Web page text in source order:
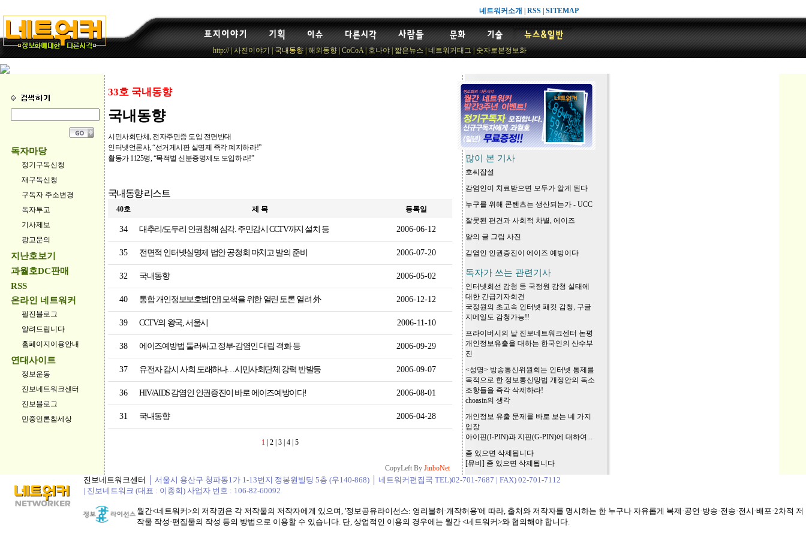
네트워커소개 RSS SITEMAP
http://|사진이야기|국내동향|해외동향|CoCoA|호나야|짧은뉴스|네트워커태그|숫자로본정보화
독자마당
정기구독신청
재구독신청
구독자 주소변경
독자투고
기사제보
광고문의
지난호보기
과월호DC판매
RSS
온라인 네트워커
필진블로그
알려드립니다
홈페이지이용안내
연대사이트
정보운동
진보네트워크센터
진보블로그
민중언론참세상
33호 국내동향
국내동향
시민사회단체, 전자주민증 도입 전면반대
인터넷언론사, “선거게시판 실명제 즉각 폐지하라!”
활동가 1125명, “목적별 신분증명제도 도입하라!”
국내동향 리스트
40호 제 목 등록일
34 대추리/도두리 인권침해 심각. 주민감시 CCTV까지 설치 등 2006-06-12
35 전면적 인터넷실명제 법안 공청회 마치고 발의 준비 2006-07-20
32 국내동향 2006-05-02
40 통합 개인정보보호법[안] 모색을 위한 열린 토론 열려 外 2006-12-12
39 CCTV의 왕국, 서울시 2006-11-10
38 에이즈예방법 둘러싸고 정부-감염인 대립 격화 등 2006-09-29
37 유전자 감시 사회 도래하나…시민사회단체 강력 반발등 2006-09-07
36 HIV/AIDS 감염인 인권증진이 바로 에이즈예방이다! 2006-08-01
31 국내동향 2006-04-28
1 2 3 4 5
CopyLeft By JinboNet
많이 본 기사
호씨잡설
감염인이 치료받으면 모두가 알게 된다
누구를 위해 콘텐츠는 생산되는가 - UCC
잘못된 편견과 사회적 차별, 에이즈
얄의 글 그림 사진
감염인 인권증진이 에이즈 예방이다
독자가 쓰는 관련기사
인터넷회선 감청 등 국정원 감청 실태에
대한 긴급기자회견
국정원의 초고속 인터넷 패킷 감청, 구글
지메일도 감청가능!!
프라이버시의 날 진보네트워크센터 논평
개인정보유출을 대하는 한국인의 산수부
진
<성명> 방송통신위원회는 인터넷 통제를
목적으로 한 정보통신망법 개정안의 독소
조항들을 즉각 삭제하라!
choasin의 생각
개인정보 유출 문제를 바로 보는 네 가지
입장
아이핀(I-PIN)과 지핀(G-PIN)에 대하여...
좀 있으면 삭제됩니다
[뮤비] 좀 있으면 삭제됩니다
진보네트워크센터
│ 서울시 용산구 청파동1가 1-13번지 정봉원빌딩 5층 (우140-868) │ 네트워커편집국 TEL)02-701-7687 | FAX) 02-701-7112
| 진보네트워크 (대표 : 이종회) 사업자 번호 : 106-82-60092
월간<네트워커>의 저작권은 각 저작물의 저작자에게 있으며, '정보공유라이선스: 영리불허·개작허용'에 따라, 출처와 저작자를 명시하는 한 누구나 자유롭게 복제·공연·방송·전송·전시·배포·2차적 저
작물 작성·편집물의 작성 등의 방법으로 이용할 수 있습니다. 단, 상업적인 이용의 경우에는 월간 <네트워커>와 협의해야 합니다.